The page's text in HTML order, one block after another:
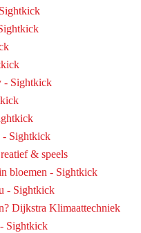
- Sightkick
- Sightkick
& speels
bloemen - Sightkick
- Sightkick
Dijkstra Klimaattechniek
Sightkick